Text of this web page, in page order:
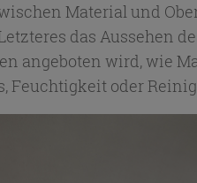
Material und
das Aussehen
angeboten wird, wie
Feuchtigkeit oder